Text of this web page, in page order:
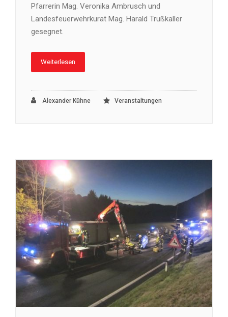
Pfarrerin Mag. Veronika Ambrusch und
Landesfeuerwehrkurat Mag. Harald Trußkaller
gesegnet.
Weiterlesen
Alexander Kühne Veranstaltungen